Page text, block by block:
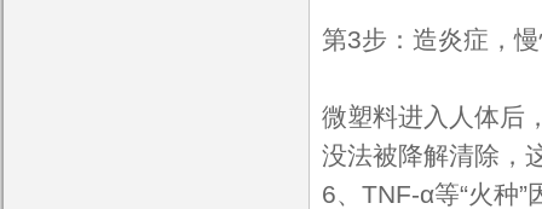
第3步：造炎症，
微塑料进入人体后
没法被降解清除，
6、TNF-α等“火种